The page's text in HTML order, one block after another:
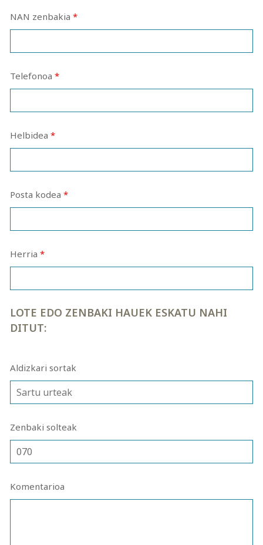
NAN zenbakia *
Telefonoa *
Helbidea *
Posta kodea *
Herria *
LOTE EDO ZENBAKI HAUEK ESKATU NAHI
DITUT:
Aldizkari sortak
Zenbaki solteak
Komentarioa